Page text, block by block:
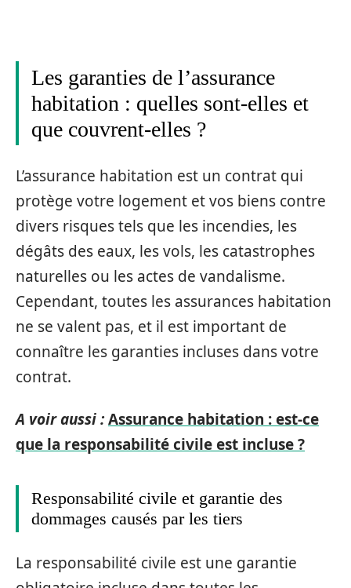
Les garanties de l’assurance
habitation : quelles sont-elles et
que couvrent-elles ?
L’assurance habitation est un contrat qui
protège votre logement et vos biens contre
divers risques tels que les incendies, les
dégâts des eaux, les vols, les catastrophes
naturelles ou les actes de vandalisme.
Cependant, toutes les assurances habitation
ne se valent pas, et il est important de
connaître les garanties incluses dans votre
contrat.
A voir aussi :Assurance habitation : est-ce
que la responsabilité civile est incluse ?
Responsabilité civile et garantie des
dommages causés par les tiers
La responsabilité civile est une garantie